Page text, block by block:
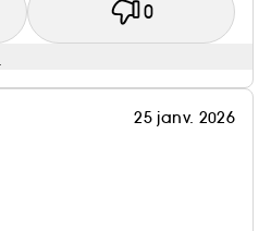
0
25 janv. 2026